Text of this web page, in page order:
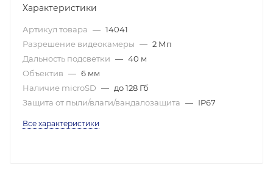
Характеристики
Артикул товара — 14041
Разрешение видеокамеры — 2 Мп
Дальность подсветки — 40 м
Объектив — 6 мм
Наличие microSD — до 128 Гб
Защита от пыли/влаги/вандалозащита — IP67
Все характеристики